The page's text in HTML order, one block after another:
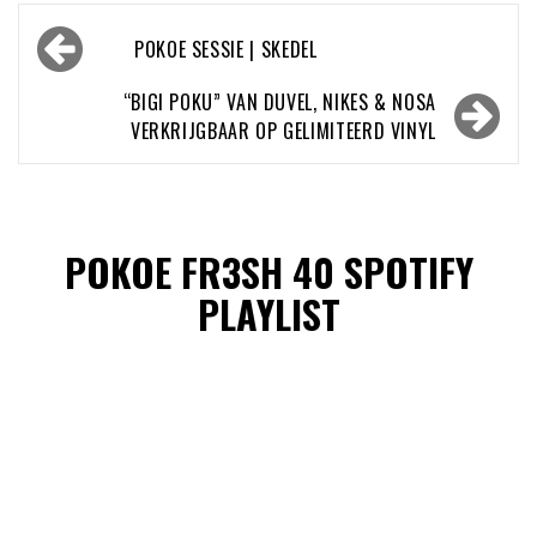
Bericht
navigatiePOKOE SESSIE | SKEDEL
“BIGI POKU” VAN DUVEL, NIKES & NOSA
VERKRIJGBAAR OP GELIMITEERD VINYL
POKOE FR3SH 40 SPOTIFY
PLAYLIST